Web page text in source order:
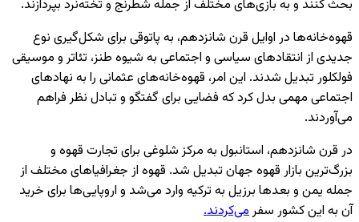
بحث کنند و به بازی‌های مختلف از جمله شطرنج و تخته‌نرد بپردازند.
قهوه‌خانه‌ها در اوایل قرن شانزدهم، به پاتوقی برای شکل‌گیری نوع
جدیدی از انتقادهای سیاسی و اجتماعی به شیوه طنز، تئاتر و موسیقی
فولکلور تبدیل شدند. این امر، قهوه‌خانه‌های عثمانی را به نهادهای
اجتماعی مهمی بدل کرد که فضایی برای گفتگو و تبادل نظر فراهم
می‌آوردند.
در قرن شانزدهم، استانبول به مرکز شلوغی برای تجارت قهوه و
بزرگ‌ترین بازار قهوه جهان تبدیل شد. قهوه از جغرافیاهای مختلف از
جمله یمن و بعدها برزیل به ترکیه وارد می‌شد و اروپایی‌ها برای خرید
آن به این کشور سفرمی‌کردند.